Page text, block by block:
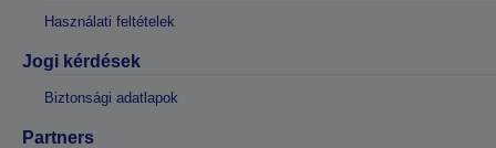
Használati feltételek
Jogi kérdések
Biztonsági adatlapok
Partners